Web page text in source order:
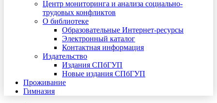
Центр мониторинга и анализа социально-
трудовых конфликтов
О библиотеке
Образовательные Интернет-ресурсы
Электронный каталог
Контактная информация
Издательство
Издания СПбГУП
Новые издания СПбГУП
Проживание
Гимназия